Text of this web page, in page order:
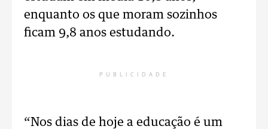
enquanto os que moram sozinhos
ficam 9,8 anos estudando.
PUBLICIDADE
“Nos dias de hoje a educação é um